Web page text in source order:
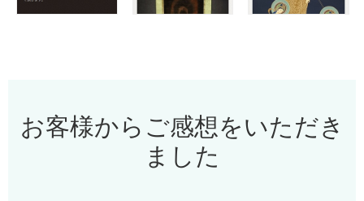
お客様からご感想をいただき
ました